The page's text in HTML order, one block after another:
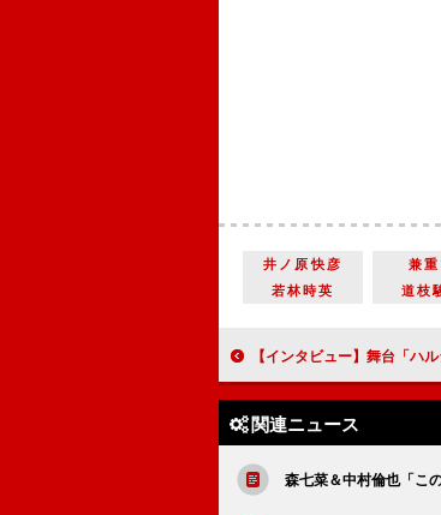
井ノ原快彦 兼
若林時英
道枝
【インタビュー】舞台「ハルシオン・デイズ2020」南沢奈央「こうい
関連ニュース
森七菜＆中村倫也「こ